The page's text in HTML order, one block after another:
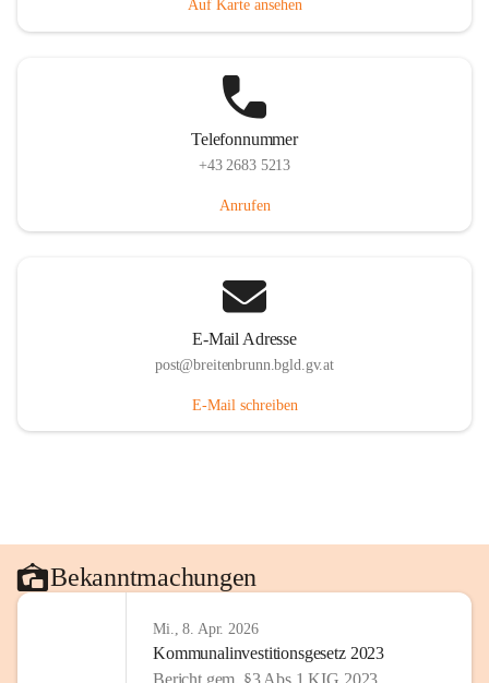
Auf Karte ansehen
Telefonnummer
+43 2683 5213
Anrufen
E-Mail Adresse
post@breitenbrunn.bgld.gv.at
E-Mail schreiben
Bekanntmachungen
Mi., 8. Apr. 2026
Kommunalinvestitionsgesetz 2023
Bericht gem. §3 Abs 1 KIG 2023